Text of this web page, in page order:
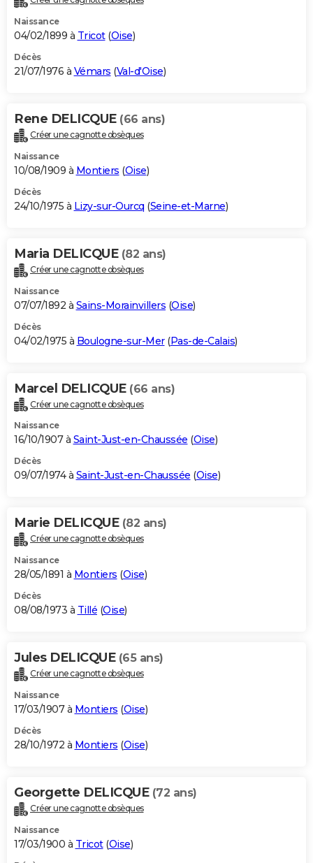
Naissance
04/02/1899 à Tricot(Oise)
Décès
21/07/1976 à Vémars (Val-d'Oise)
Rene DELICQUE (66 ans)
Créer une cagnotte obsèques
Naissance
10/08/1909 à Montiers (Oise)
Décès
24/10/1975 à Lizy-sur-Ourcq (Seine-et-Marne)
Maria DELICQUE (82 ans)
Créer une cagnotte obsèques
Naissance
07/07/1892 à Sains-Morainvillers (Oise)
Décès
04/02/1975 à Boulogne-sur-Mer(Pas-de-Calais)
Marcel DELICQUE (66 ans)
Créer une cagnotte obsèques
Naissance
16/10/1907 à Saint-Just-en-Chaussée (Oise)
Décès
09/07/1974 à Saint-Just-en-Chaussée (Oise)
Marie DELICQUE (82 ans)
Créer une cagnotte obsèques
Naissance
28/05/1891 à Montiers (Oise)
Décès
08/08/1973 à Tillé (Oise)
Jules DELICQUE (65 ans)
Créer une cagnotte obsèques
Naissance
17/03/1907 à Montiers (Oise)
Décès
28/10/1972 à Montiers (Oise)
Georgette DELICQUE (72 ans)
Créer une cagnotte obsèques
Naissance
17/03/1900 à Tricot(Oise)